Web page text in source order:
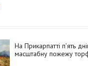
На Прикарпатті п’ять
масштабну пожежу